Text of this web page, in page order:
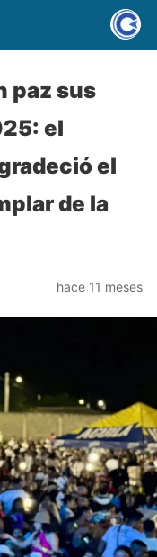
paz sus
el
el
de la
hace 11 meses